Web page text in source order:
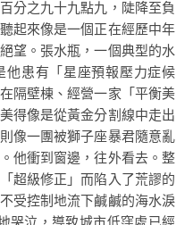
分之九十九點九，陡降至負
起來像是一個正在經歷中年
望。張水瓶，一個典型的水
患有「星座預報壓力症候
隔壁棟、經營一家「平衡美
得像是從黃金分割線中走出
像一團被獅子座暴君隨意亂
他衝到窗邊，往外看去。整
超級修正」而陷入了荒謬的
受控制地流下鹹鹹的海水淚
哭泣，導致城市低窪處已經